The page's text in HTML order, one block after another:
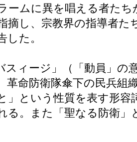
ームに異を唱える者た
摘し、宗教界の指導者た
した。
スィージ」（「動員」の
革命防衛隊傘下の民兵組
」という性質を表す形
る。また「聖なる防衛